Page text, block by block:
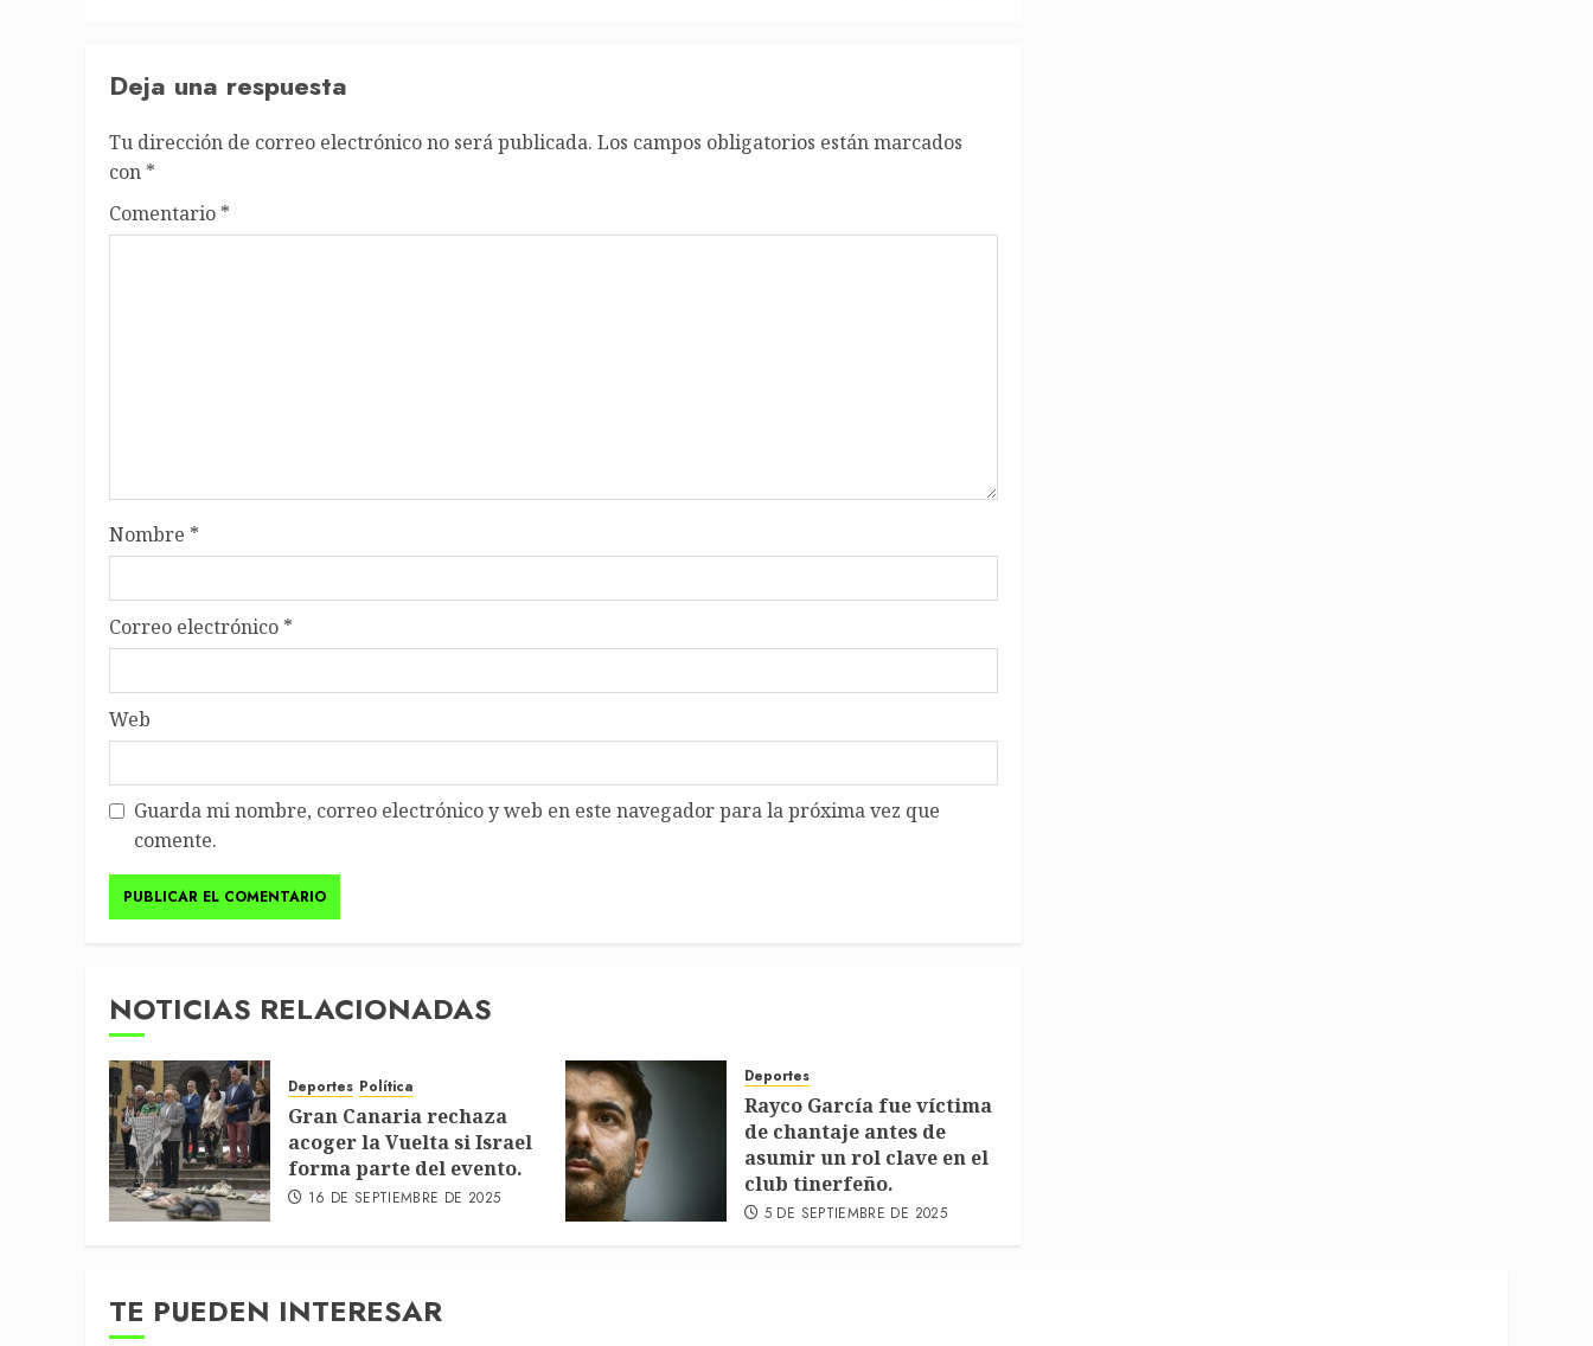
Deja una respuesta
Tu dirección de correo electrónico no será publicada. Los campos obligatorios están marcados
con *
Comentario *
Nombre *
Correo electrónico *
Web
Guarda mi nombre, correo electrónico y web en este navegador para la próxima vez que
comente.
NOTICIAS RELACIONADAS
Deportes Política
Gran Canaria rechaza
acoger la Vuelta si Israel
forma parte del evento.
16 DE SEPTIEMBRE DE 2025
Deportes
Rayco García fue víctima
de chantaje antes de
asumir un rol clave en el
club tinerfeño.
5 DE SEPTIEMBRE DE 2025
TE PUEDEN INTERESAR